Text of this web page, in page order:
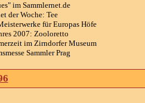
im Sammlernet.de
der Woche: Tee
für Europas Höfe
2007: Zooloretto
im Zirndorfer Museum
Sammler Prag